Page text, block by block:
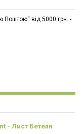
Поштою'' від 5000 грн. -
- Лист Бетеля